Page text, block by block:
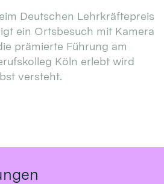
Deutschen Lehrkräftepreis
ein Ortsbesuch mit Kamera
prämierte Führung am
Köln erlebt wird
versteht.